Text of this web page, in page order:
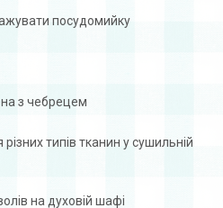
посудомийку
з чебрецем
типів тканин у сушильній
на духовій шафі